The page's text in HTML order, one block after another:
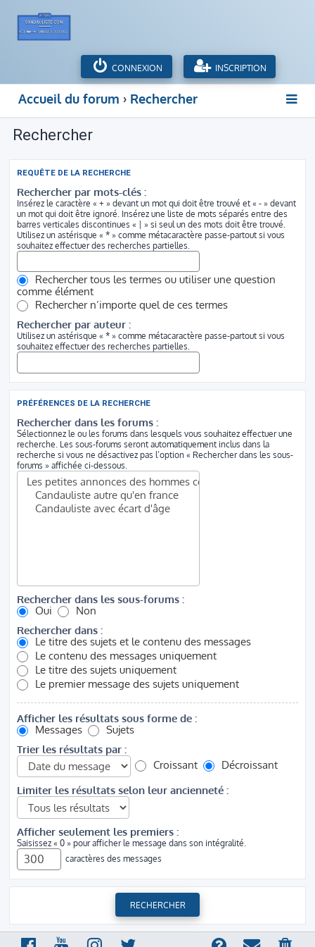
CONNEXION INSCRIPTION
Accueil du forum Rechercher
Rechercher
REQUÊTE DE LA RECHERCHE
Rechercher par mots-clés :
Insérez le caractère « + » devant un mot qui doit être trouvé et « - » devant
un mot qui doit être ignoré. Insérez une liste de mots séparés entre des
barres verticales discontinues « | » si seul un des mots doit être trouvé.
Utilisez un astérisque « * » comme métacaractère passe-partout si vous
souhaitez effectuer des recherches partielles.
Rechercher tous les termes ou utiliser une question
comme élément
Rechercher n’importe quel de ces termes
Rechercher par auteur :
Utilisez un astérisque « * » comme métacaractère passe-partout si vous
souhaitez effectuer des recherches partielles.
PRÉFÉRENCES DE LA RECHERCHE
Rechercher dans les forums :
Sélectionnez le ou les forums dans lesquels vous souhaitez effectuer une
recherche. Les sous-forums seront automatiquement inclus dans la
recherche si vous ne désactivez pas l’option « Rechercher dans les sous-
forums » affichée ci-dessous.
Rechercher dans les sous-forums :
Oui
Non
Rechercher dans :
Le titre des sujets et le contenu des messages
Le contenu des messages uniquement
Le titre des sujets uniquement
Le premier message des sujets uniquement
Afficher les résultats sous forme de :
Messages
Sujets
Trier les résultats par :
Croissant
Décroissant
Limiter les résultats selon leur ancienneté :
Afficher seulement les premiers :
Saisissez « 0 » pour afficher le message dans son intégralité.
caractères des messages